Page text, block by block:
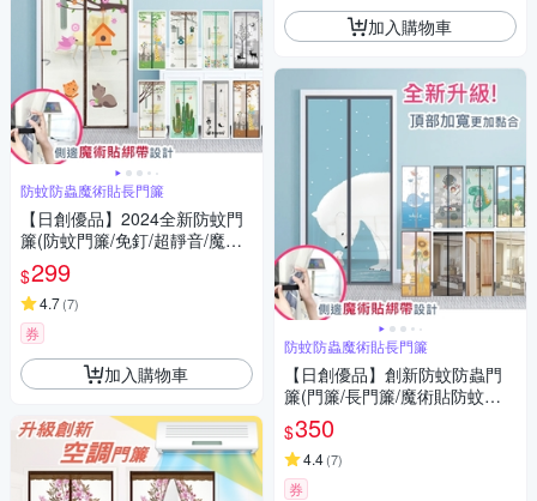
防蚊防蟲魔術貼長門簾
【日創優品】2024全新防蚊門
簾(防蚊門簾/免釘/超靜音/魔術
貼/)
$299
4.7(7)
券
加入購物車
加入購物車
防蚊防蟲魔術貼長門簾
【日創優品】創新防蚊防蟲門
簾(門簾/長門簾/魔術貼防蚊蟲
門簾)
$350
4.4(7)
券